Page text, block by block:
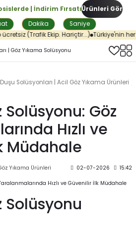
| İndirim Fırsatı
Dakika Saniye
Ürünleri Gör
(Trafik Ekip. Hariçtir...) Türkiye'nin her
Solüsyonları | Acil Göz Yıkama Ürünleri
Göz
Hızlı ve
Müdahale
Yıkama Ürünleri 02-07-2026 15:42
Solüsyonu